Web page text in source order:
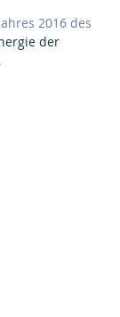
2016 des
der
.